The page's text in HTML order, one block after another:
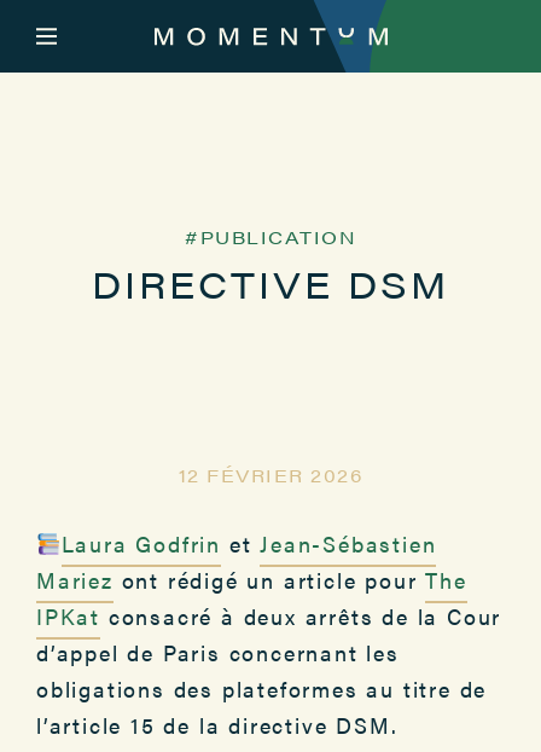
PUBLICATION
DIRECTIVE DSM
12 FÉVRIER 2026
Laura Godfrin etJean-Sébastien
Mariez ont rédigé un article pourThe
IPKat consacré à deux arrêts de la Cour
d’appel de Paris concernant les
obligations des plateformes au titre de
l’article 15 de la directive DSM.